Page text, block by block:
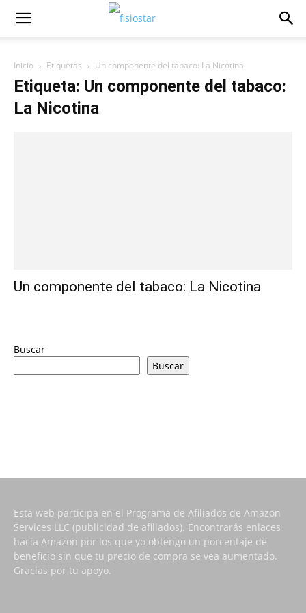
Inicio Etiquetas Un componente del tabaco: La Nicotina
Etiqueta: Un componente del tabaco:
La Nicotina
Un componente del tabaco: La Nicotina
Buscar
Buscar
Esta web participa en el Programa de Afiliados de Amazon
Services LLC (publicidad de afiliados). Encontrarás enlaces
hacia Amazon por los que yo obtengo un porcentaje de
beneficio sin que tu precio de compra se vea aumentado.
Gracias por tu apoyo.